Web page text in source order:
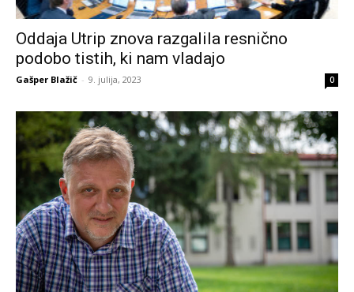
Oddaja Utrip znova razgalila resnično
podobo tistih, ki nam vladajo
Gašper Blažič - 9. julija, 2023 0